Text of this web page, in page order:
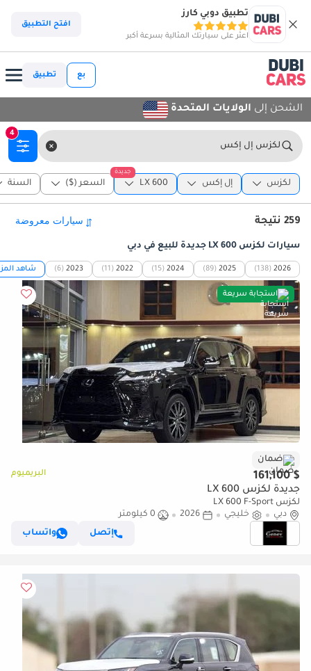
تطبيق دوبي كارز
اعثر على سيارتك المثالية بسرعة أكبر
افتح التطبيق
بع تطبيق
الشحن إلى الولايات المتحدة
لكزس إل إكس
4
لكزس إل إكس
جديدة
LX 600 السعر ($) السنة
259 نتيجة
سيارات لكزس LX 600 جديدة للبيع في دبي
2026
(138)
2025
(89)
2024
(15)
2022
(11)
2023
(6) شاهد
استجابة سريعة
ضمان
$ 161,100 البريميوم
جديدة لكزس LX 600
لكزس LX 600 F-Sport
دبي
خليجي 2026
0 كيلومتر
إتصل
واتساب